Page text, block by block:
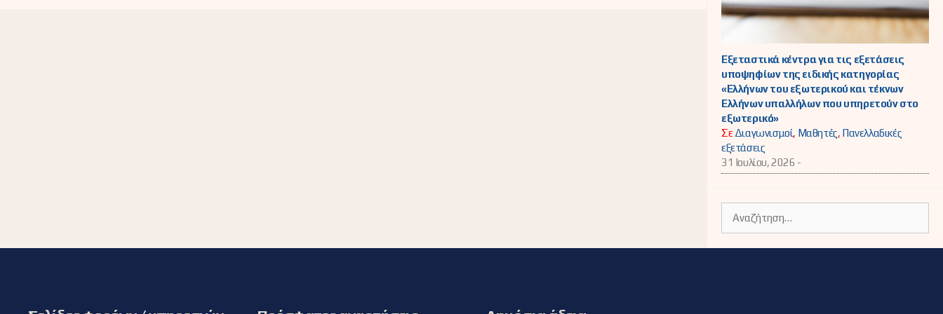
Εξεταστικά κέντρα για τις εξετάσεις
υποψηφίων της ειδικής κατηγορίας
«Ελλήνων του εξωτερικού και τέκνων
Ελλήνων υπαλλήλων που υπηρετούν στο
εξωτερικό»
ΣεΔιαγωνισμοί, Μαθητές, Πανελλαδικές
εξετάσεις
31 Ιουλίου, 2026 -
για: